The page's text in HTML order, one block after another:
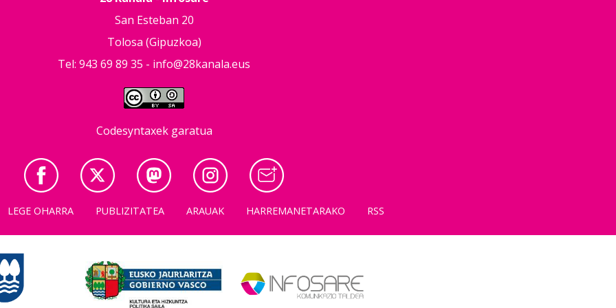
San Esteban 20
Tolosa (Gipuzkoa)
Tel: 943 69 89 35 - info@28kanala.eus
Codesyntaxek garatua
LEGE OHARRA PUBLIZITATEA ARAUAK HARREMANETARAKO RSS